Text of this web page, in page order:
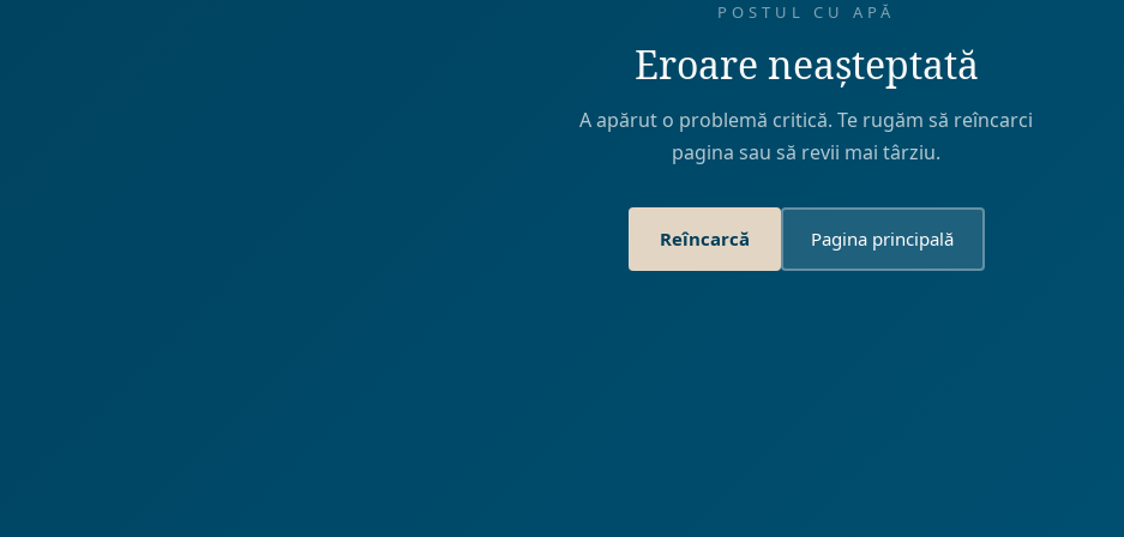
POSTUL CU APĂ
Eroare neașteptată
A apărut o problemă critică. Te rugăm să reîncarci
pagina sau să revii mai târziu.
Reîncarcă Pagina principală